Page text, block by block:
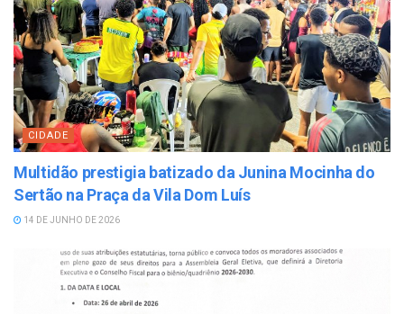
CIDADE
Multidão prestigia batizado da Junina Mocinha do
Sertão na Praça da Vila Dom Luís
14 DE JUNHO DE 2026